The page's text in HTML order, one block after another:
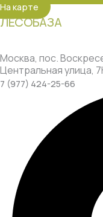
На карте
ЛЕСОБАЗА
Москва, пос.
Центральная улица,
7 (977) 424-25-66